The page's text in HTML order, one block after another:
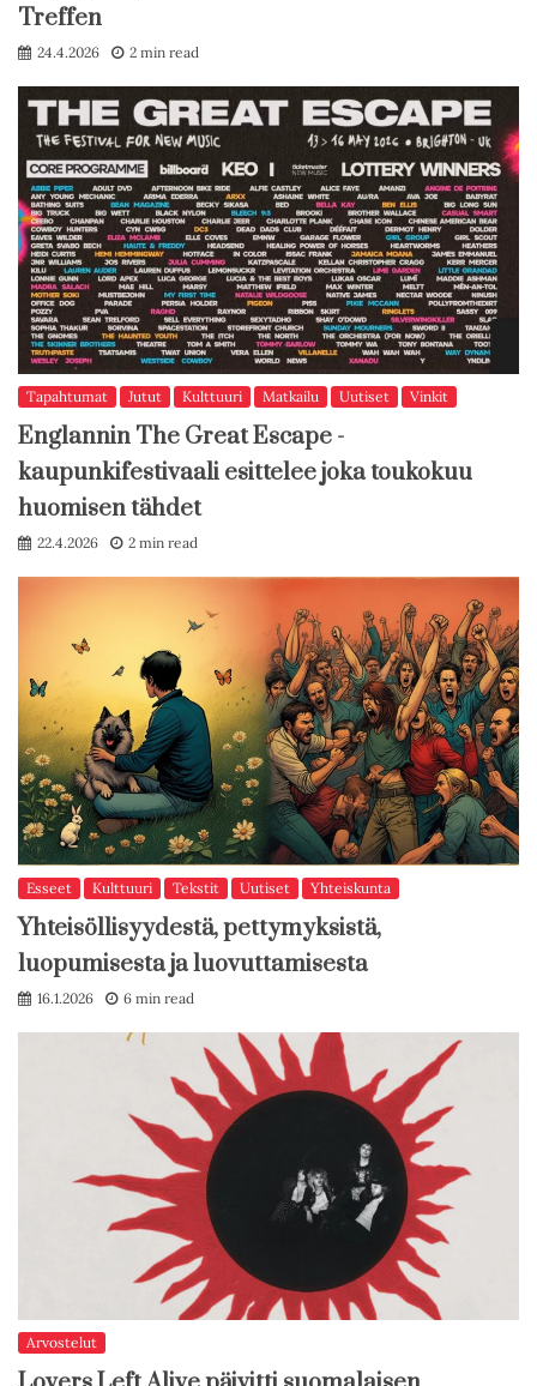
Treffen
24.4.2026 2 min read
Tapahtumat Jutut Kulttuuri Matkailu Uutiset Vinkit
Englannin The Great Escape -
kaupunkifestivaali esittelee joka toukokuu
huomisen tähdet
22.4.2026 2 min read
Esseet Kulttuuri Tekstit Uutiset Yhteiskunta
Yhteisöllisyydestä, pettymyksistä,
luopumisesta ja luovuttamisesta
16.1.2026 6 min read
Arvostelut